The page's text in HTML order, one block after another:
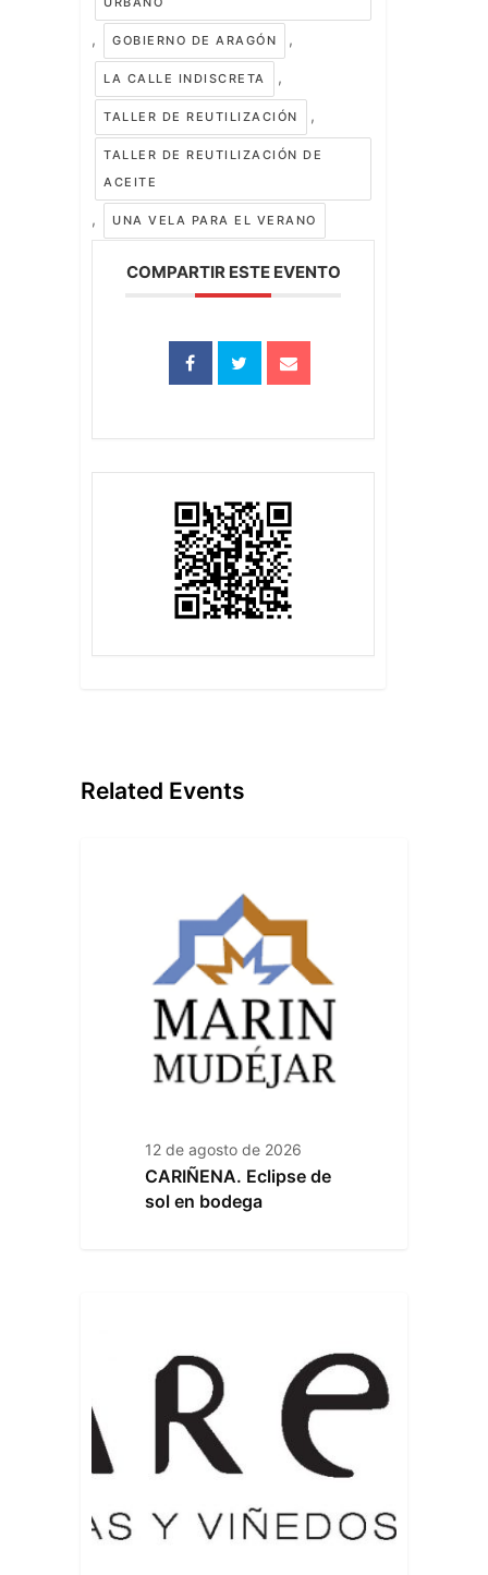
, GOBIERNO DE ARAGÓN ,
LA CALLE INDISCRETA ,
TALLER DE REUTILIZACIÓN ,
TALLER DE REUTILIZACIÓN DE
ACEITE
, UNA VELA PARA EL VERANO
COMPARTIR ESTE EVENTO
Related Events
12 de agosto de 2026
CARIÑENA. Eclipse de
sol en bodega